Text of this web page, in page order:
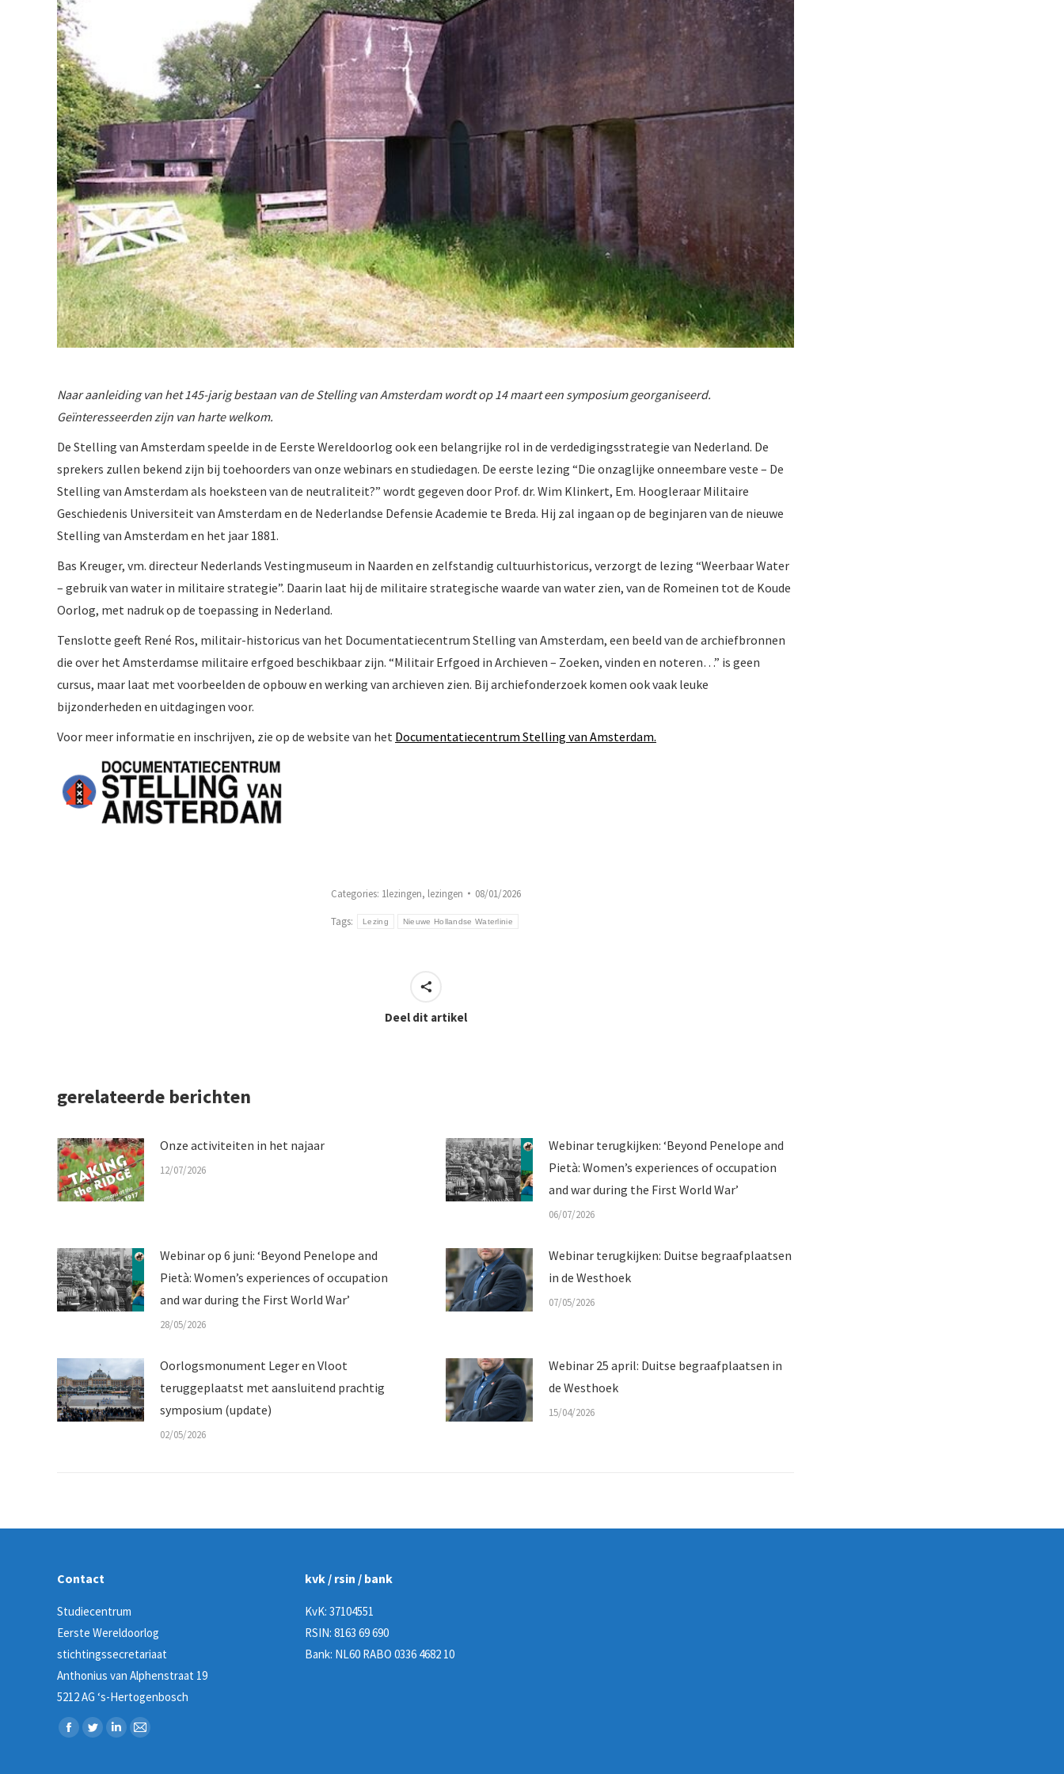
Naar aanleiding van het 145-jarig bestaan van de Stelling van Amsterdam wordt op 14 maart een symposium georganiseerd.
Geïnteresseerden zijn van harte welkom.
De Stelling van Amsterdam speelde in de Eerste Wereldoorlog ook een belangrijke rol in de verdedigingsstrategie van Nederland. De
sprekers zullen bekend zijn bij toehoorders van onze webinars en studiedagen. De eerste lezing “Die onzaglijke onneembare veste – De
Stelling van Amsterdam als hoeksteen van de neutraliteit?” wordt gegeven door Prof. dr. Wim Klinkert, Em. Hoogleraar Militaire
Geschiedenis Universiteit van Amsterdam en de Nederlandse Defensie Academie te Breda. Hij zal ingaan op de beginjaren van de nieuwe
Stelling van Amsterdam en het jaar 1881.
Bas Kreuger, vm. directeur Nederlands Vestingmuseum in Naarden en zelfstandig cultuurhistoricus, verzorgt de lezing “Weerbaar Water
– gebruik van water in militaire strategie”. Daarin laat hij de militaire strategische waarde van water zien, van de Romeinen tot de Koude
Oorlog, met nadruk op de toepassing in Nederland.
Tenslotte geeft René Ros, militair-historicus van het Documentatiecentrum Stelling van Amsterdam, een beeld van de archiefbronnen
die over het Amsterdamse militaire erfgoed beschikbaar zijn. “Militair Erfgoed in Archieven – Zoeken, vinden en noteren…” is geen
cursus, maar laat met voorbeelden de opbouw en werking van archieven zien. Bij archiefonderzoek komen ook vaak leuke
bijzonderheden en uitdagingen voor.
Voor meer informatie en inschrijven, zie op de website van het Documentatiecentrum Stelling van Amsterdam.
Categories: 1lezingen, lezingen 08/01/2026
Tags: Lezing Nieuwe Hollandse Waterlinie
Deel dit artikel
gerelateerde berichten
Onze activiteiten in het najaar
12/07/2026
Webinar terugkijken: ‘Beyond Penelope and
Pietà: Women’s experiences of occupation
and war during the First World War’
06/07/2026
Webinar op 6 juni: ‘Beyond Penelope and
Pietà: Women’s experiences of occupation
and war during the First World War’
28/05/2026
Webinar terugkijken: Duitse begraafplaatsen
in de Westhoek
07/05/2026
Oorlogsmonument Leger en Vloot
teruggeplaatst met aansluitend prachtig
symposium (update)
02/05/2026
Webinar 25 april: Duitse begraafplaatsen in
de Westhoek
15/04/2026
Contact
Studiecentrum
Eerste Wereldoorlog
stichtingssecretariaat
Anthonius van Alphenstraat 19
5212 AG ‘s-Hertogenbosch
Vind ons op:
Facebook
TwitterLinkedin
Mail
kvk / rsin / bank
KvK: 37104551
RSIN: 8163 69 690
Bank: NL60 RABO 0336 4682 10